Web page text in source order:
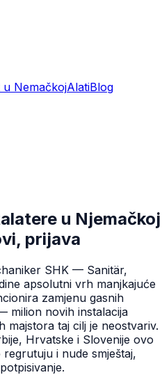
u NemačkojAlatiBlog
u Njemačkoj
prijava
SHK — Sanitär,
apsolutni vrh manjkajuće
zamjenu gasnih
milion novih instalacija
majstora taj cilj je neostvariv.
Hrvatske i Slovenije ovo
i nude smještaj,